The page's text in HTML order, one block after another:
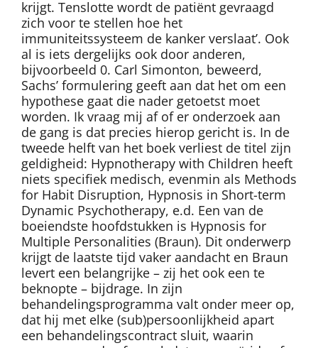
krijgt. Tenslotte wordt de patiënt gevraagd
zich voor te stellen hoe het
immuniteitssysteem de kanker verslaat’. Ook
al is iets dergelijks ook door anderen,
bijvoorbeeld 0. Carl Simonton, beweerd,
Sachs’ formulering geeft aan dat het om een
hypothese gaat die nader getoetst moet
worden. Ik vraag mij af of er onderzoek aan
de gang is dat precies hierop gericht is. In de
tweede helft van het boek verliest de titel zijn
geldigheid: Hypnotherapy with Children heeft
niets specifiek medisch, evenmin als Methods
for Habit Disruption, Hypnosis in Short-term
Dynamic Psychotherapy, e.d. Een van de
boeiendste hoofdstukken is Hypnosis for
Multiple Personalities (Braun). Dit onderwerp
krijgt de laatste tijd vaker aandacht en Braun
levert een belangrijke – zij het ook een te
beknopte – bijdrage. In zijn
behandelingsprogramma valt onder meer op,
dat hij met elke (sub)persoonlijkheid apart
een behandelingscontract sluit, waarin